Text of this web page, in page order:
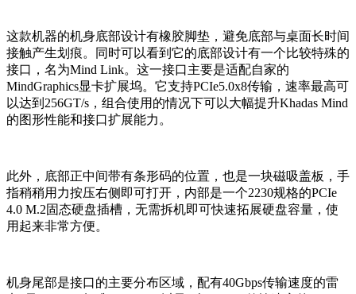
这款机器的机身底部设计有橡胶脚垫，避免底部与桌面长时间
接触产生划痕。同时可以看到它的底部设计有一个比较特殊的
接口，名为Mind Link。这一接口主要是适配自家的
MindGraphics显卡扩展坞。它支持PCIe5.0x8传输，速率最高可
以达到256GT/s，组合使用的情况下可以大幅提升Khadas Mind
的图形性能和接口扩展能力。
此外，底部正中间带有条形码的位置，也是一块磁吸盖板，手
指稍稍用力按压右侧即可打开，内部是一个2230规格的PCIe
4.0 M.2固态硬盘插槽，无需拆机即可快速拓展硬盘容量，使
用起来非常方便。
机身尾部是接口的主要分布区域，配有40Gbps传输速度的雷